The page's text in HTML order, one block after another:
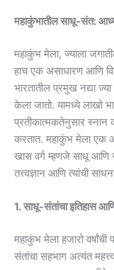
महाकुंभातील साधू-संत:
महाकुंभ मेला, ज्याला
हाच एक असाधारण आणि
भारतातील प्रमुख नद्या
केला जातो. यामध्ये लाखो
प्रतीकात्मकतेनुसार स्नान
करतात. महाकुंभ मेला एक
खास वर्ग म्हणजे साधू आणि
तत्त्वज्ञान आणि त्यांची
1. साधू-संतांचा इतिहास
महाकुंभ मेला हजारो
संतांचा सहभाग अत्यंत